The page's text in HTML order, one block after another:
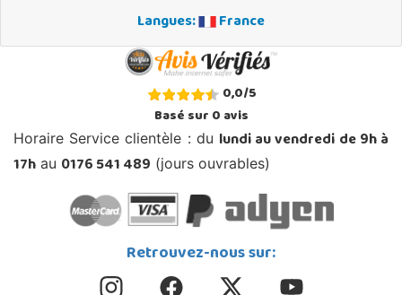
Langues:
France
0,0/5
Basé sur0avis
Horaire Service clientèle : du lundi au vendredi de 9h à
17h au 0176 541 489 (jours ouvrables)
Retrouvez-nous sur: